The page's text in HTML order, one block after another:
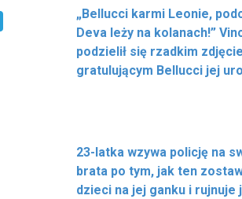
„Bellucci karmi Leonie,
Deva leży na kolanach!”
podzielił się rzadkim
gratulującym Bellucci jej
23-latka wzywa policję na
brata po tym, jak ten
dzieci na jej ganku i rujnuje